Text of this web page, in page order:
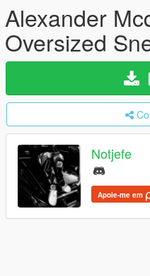
Alexander
Oversized
Notjefe
Apoie-me em